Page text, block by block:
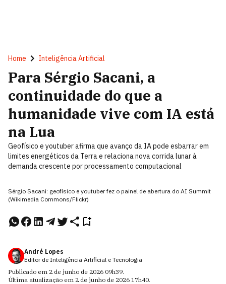
Home Inteligência Artificial
Para Sérgio Sacani, a
continuidade do que a
humanidade vive com IA está
na Lua
Geofísico e youtuber afirma que avanço da IA pode esbarrar em
limites energéticos da Terra e relaciona nova corrida lunar à
demanda crescente por processamento computacional
Sérgio Sacani: geofísico e youtuber fez o painel de abertura do AI Summit
(Wikimedia Commons/Flickr)
André Lopes
Editor de Inteligência Artificial e Tecnologia
Publicado em 2 de junho de 2026 09h39.
Última atualização em 2 de junho de 2026 17h40.